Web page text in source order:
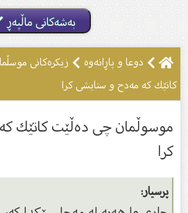
بەشەکانی ماڵپەڕ
دوعا و پاڕانه‌وه‌ زیکرەکانى موسڵمان
كاتێك كه‌ مه‌دح و ستایشی كرا
موسوڵمان چی ده‌ڵێت كاتێك
كرا
پرسیار: